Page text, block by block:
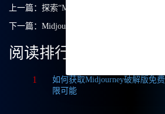
上一篇： 探索“Midjourney官方中文版” - 我
下一篇： Midjourney新功能解析：探索Mj
阅读排行
1
如何获取Midjourney破解版免
限可能